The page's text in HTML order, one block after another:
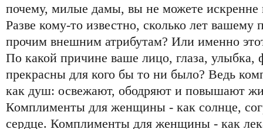
почему, милые дамы, вы не можете искренне
Разве кому-то известно, сколько лет вашему
прочим внешним атрибутам? Или именно
По какой причине ваше лицо, глаза, улыбка,
прекрасны для кого бы то ни было? Ведь
как душ: освежают, ободряют и повышают
Комплименты для женщины - как солнце,
сердце. Комплименты для женщины - как